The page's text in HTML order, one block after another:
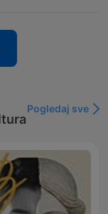
Pogledaj sve